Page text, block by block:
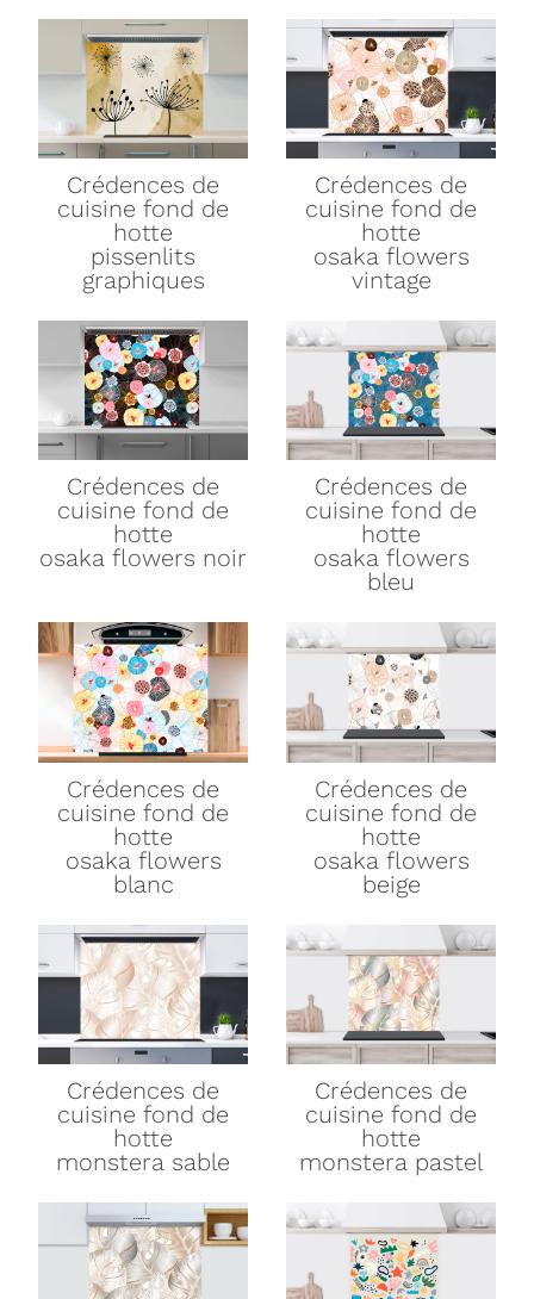
Crédences de
cuisine fond de
hotte
pissenlits
graphiques
Crédences de
cuisine fond de
hotte
osaka flowers
vintage
Crédences de
cuisine fond de
hotte
osaka flowers noir
Crédences de
cuisine fond de
hotte
osaka flowers
bleu
Crédences de
cuisine fond de
hotte
osaka flowers
blanc
Crédences de
cuisine fond de
hotte
osaka flowers
beige
Crédences de
cuisine fond de
hotte
monstera sable
Crédences de
cuisine fond de
hotte
monstera pastel